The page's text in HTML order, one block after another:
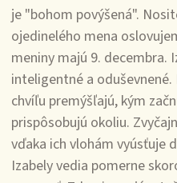
je "bohom povýšená".
ojedinelého mena
meniny majú 9. decembra.
inteligentné a
chvíľu premýšľajú, kým
prispôsobujú okoliu.
vďaka ich vlohám vyúsťuje
Izabely vedia pomerne